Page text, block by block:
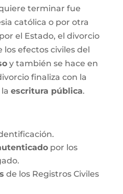
terminar fue
católica o por otra
el Estado, el divorcio
los efectos civiles del
y también se hace en
finaliza con la
escritura pública.
por los
de los Registros Civiles